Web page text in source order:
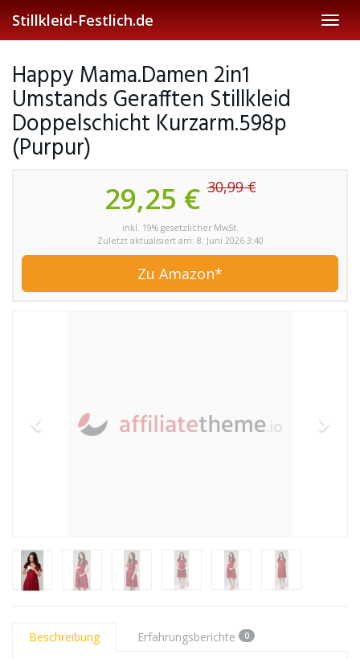
main
Stillkleid-Festlich.de
Happy Mama.Damen 2in1
Umstands Gerafften Stillkleid
Doppelschicht Kurzarm.598p
(Purpur)
29,25 €30,99 €
inkl. 19% gesetzlicher MwSt.
Zuletzt aktualisiert am: 8. Juni 2026 3:40
Zu Amazon*
Beschreibung Erfahrungsberichte 0